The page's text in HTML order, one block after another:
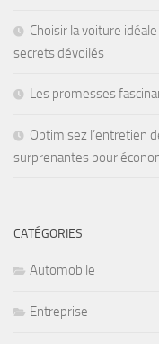
Choisir la voiture
secrets dévoilés
Les promesses
Optimisez l’entretien
surprenantes pour
CATÉGORIES
Automobile
Entreprise